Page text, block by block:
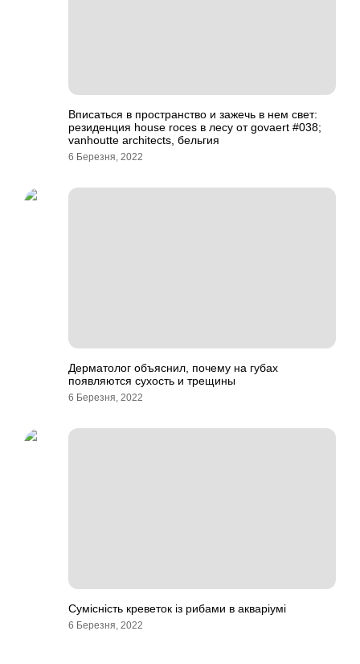
Вписаться в пространство и зажечь в нем свет:
резиденция house roces в лесу от govaert #038;
vanhoutte architects, бельгия
6 Березня, 2022
Дерматолог объяснил, почему на губах
появляются сухость и трещины
6 Березня, 2022
Сумісність креветок із рибами в акваріумі
6 Березня, 2022